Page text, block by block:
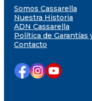
Somos Cassarella
Nuestra Historia
ADN Cassarella
Política de Garantías
Contacto